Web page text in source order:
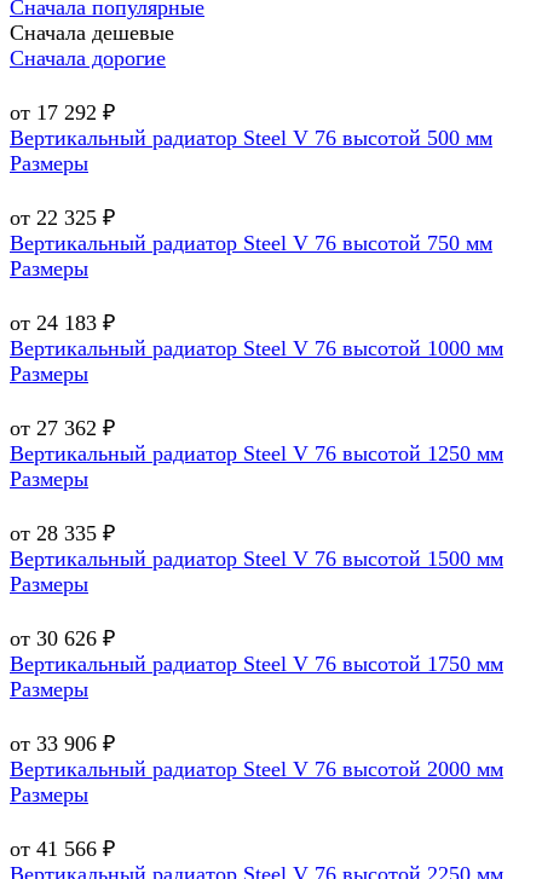
Сначала популярные
Сначала дешевые
Сначала дорогие
от 17 292 ₽
Вертикальный радиатор Steel V 76 высотой 500 мм
Размеры
от 22 325 ₽
Вертикальный радиатор Steel V 76 высотой 750 мм
Размеры
от 24 183 ₽
Вертикальный радиатор Steel V 76 высотой 1000 мм
Размеры
от 27 362 ₽
Вертикальный радиатор Steel V 76 высотой 1250 мм
Размеры
от 28 335 ₽
Вертикальный радиатор Steel V 76 высотой 1500 мм
Размеры
от 30 626 ₽
Вертикальный радиатор Steel V 76 высотой 1750 мм
Размеры
от 33 906 ₽
Вертикальный радиатор Steel V 76 высотой 2000 мм
Размеры
от 41 566 ₽
Вертикальный радиатор Steel V 76 высотой 2250 мм